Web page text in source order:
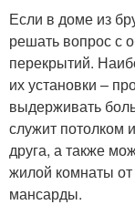
Если в доме из
решать вопрос с
перекрытий.
их установки –
выдерживать
служит потолком
друга, а также
жилой комнаты
мансарды.